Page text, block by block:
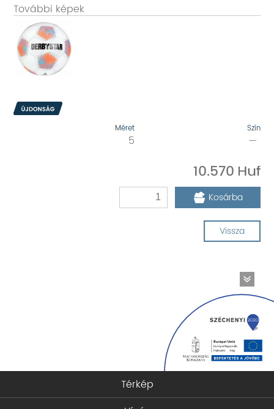
További képek
Méret
5
Szín
—
10.570
Kosárba
Vissza
Térkép